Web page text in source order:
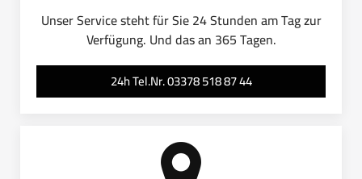
Unser Service steht für Sie 24 Stunden am Tag zur
Verfügung. Und das an 365 Tagen.
24h Tel.Nr. 03378 518 87 44